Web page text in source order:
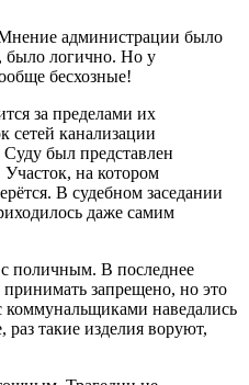
администрации было
было логично. Но у
бесхозные!
за пределами их
сетей канализации
был представлен
на котором
В судебном заседании
даже самим
поличным. В последнее
запрещено, но это
коммунальщиками наведались
такие изделия воруют,